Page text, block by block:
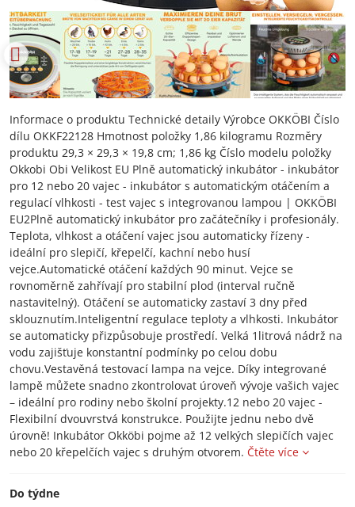
Informace o produktu Technické detaily Výrobce OKKÖBI Číslo
dílu OKKF22128 Hmotnost položky 1,86 kilogramu Rozměry
produktu 29,3 × 29,3 × 19,8 cm; 1,86 kg Číslo modelu položky
Okkobi Obi Velikost EU Plně automatický inkubátor - inkubátor
pro 12 nebo 20 vajec - inkubátor s automatickým otáčením a
regulací vlhkosti - test vajec s integrovanou lampou | OKKÖBI
EU2Plně automatický inkubátor pro začátečníky i profesionály.
Teplota, vlhkost a otáčení vajec jsou automaticky řízeny -
ideální pro slepičí, křepelčí, kachní nebo husí
vejce.Automatické otáčení každých 90 minut. Vejce se
rovnoměrně zahřívají pro stabilní plod (interval ručně
nastavitelný). Otáčení se automaticky zastaví 3 dny před
sklouznutím.Inteligentní regulace teploty a vlhkosti. Inkubátor
se automaticky přizpůsobuje prostředí. Velká 1litrová nádrž na
vodu zajišťuje konstantní podmínky po celou dobu
chovu.Vestavěná testovací lampa na vejce. Díky integrované
lampě můžete snadno zkontrolovat úroveň vývoje vašich vajec
– ideální pro rodiny nebo školní projekty.12 nebo 20 vajec -
Flexibilní dvouvrstvá konstrukce. Použijte jednu nebo dvě
úrovně! Inkubátor Okköbi pojme až 12 velkých slepičích vajec
nebo 20 křepelčích vajec s druhým otvorem. Čtěte více
Do týdne